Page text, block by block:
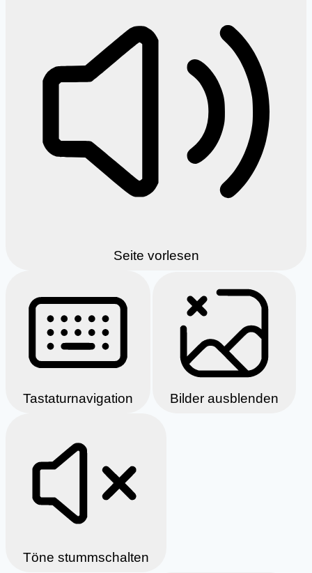
Seite vorlesen
Tastaturnavigation Bilder ausblenden
Töne stummschalten